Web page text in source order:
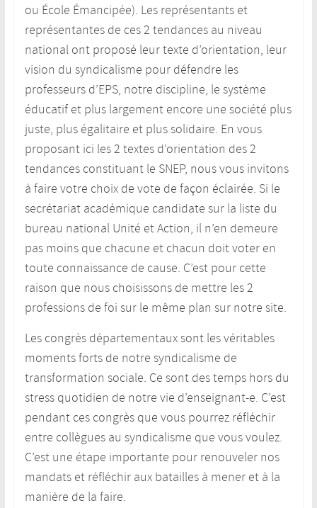
ou École Émancipée). Les représentants et
représentantes de ces 2 tendances au niveau
national ont proposé leur texte d’orientation, leur
vision du syndicalisme pour défendre les
professeurs d’EPS, notre discipline, le système
éducatif et plus largement encore une société plus
juste, plus égalitaire et plus solidaire. En vous
proposant ici les 2 textes d’orientation des 2
tendances constituant le SNEP, nous vous invitons
à faire votre choix de vote de façon éclairée. Si le
secrétariat académique candidate sur la liste du
bureau national Unité et Action, il n’en demeure
pas moins que chacune et chacun doit voter en
toute connaissance de cause. C’est pour cette
raison que nous choisissons de mettre les 2
professions de foi sur le même plan sur notre site.
Les congrès départementaux sont les véritables
moments forts de notre syndicalisme de
transformation sociale. Ce sont des temps hors du
stress quotidien de notre vie d’enseignant-e. C’est
pendant ces congrès que vous pourrez réfléchir
entre collègues au syndicalisme que vous voulez.
C’est une étape importante pour renouveler nos
mandats et réfléchir aux batailles à mener et à la
manière de la faire.